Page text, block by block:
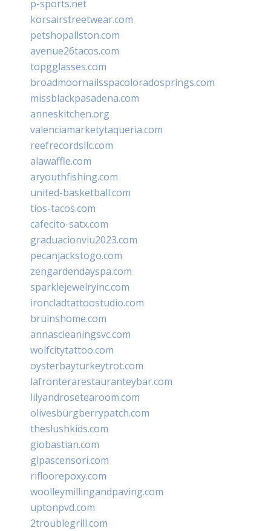
p-sports.net
korsairstreetwear.com
petshopallston.com
avenue26tacos.com
topgglasses.com
broadmoornailsspacoloradosprings.com
missblackpasadena.com
anneskitchen.org
valenciamarketytaqueria.com
reefrecordsllc.com
alawaffle.com
aryouthfishing.com
united-basketball.com
tios-tacos.com
cafecito-satx.com
graduacionviu2023.com
pecanjackstogo.com
zengardendayspa.com
sparklejewelryinc.com
ironcladtattoostudio.com
bruinshome.com
annascleaningsvc.com
wolfcitytattoo.com
oysterbayturkeytrot.com
lafronterarestauranteybar.com
lilyandrosetearoom.com
olivesburgberrypatch.com
theslushkids.com
giobastian.com
glpascensori.com
rifloorepoxy.com
woolleymillingandpaving.com
uptonpvd.com
2troublegrill.com